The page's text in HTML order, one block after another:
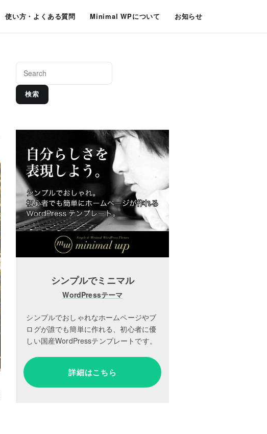
使い方・よくある質問 Minimal WPについて お知らせ
検索
シンプルでミニマル
WordPressテーマ
シンプルでおしゃれなホームページやブ
ログが誰でも簡単に作れる、初心者に優
しい国産WordPressテンプレートです。
詳細はこちら